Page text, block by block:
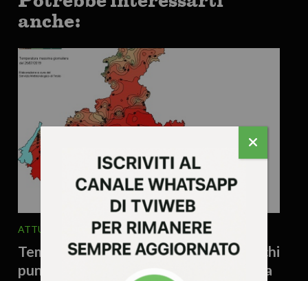
anche:
ATTUALITA' METEO 6 Agosto 2026 - 17.53
Temporali in arrivo sul Veneto, ma c’è chi
punta anche sul… cielo: il parroco prega